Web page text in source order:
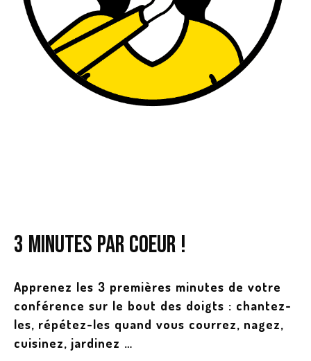
3 minutes par coeur !
Apprenez les 3 premières minutes de votre
conférence sur le bout des doigts : chantez-
les, répétez-les quand vous courrez, nagez,
cuisinez, jardinez …